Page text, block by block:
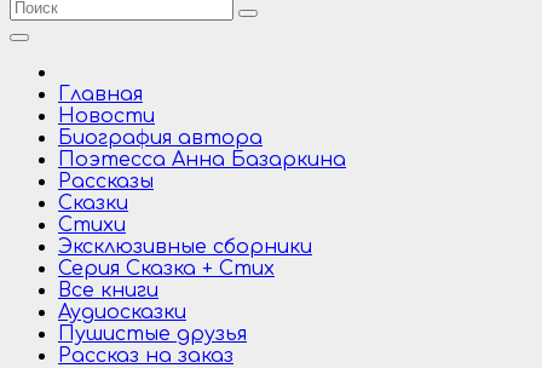
Главная
Новости
Биография автора
Поэтесса Анна Базаркина
Рассказы
Сказки
Стихи
Эксклюзивные сборники
Серия Сказка + Стих
Все книги
Аудиосказки
Пушистые друзья
Рассказ на заказ